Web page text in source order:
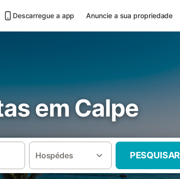
Descarregue a app Anuncie a sua propriedade
em Calpe
Hospédes PESQUISAR